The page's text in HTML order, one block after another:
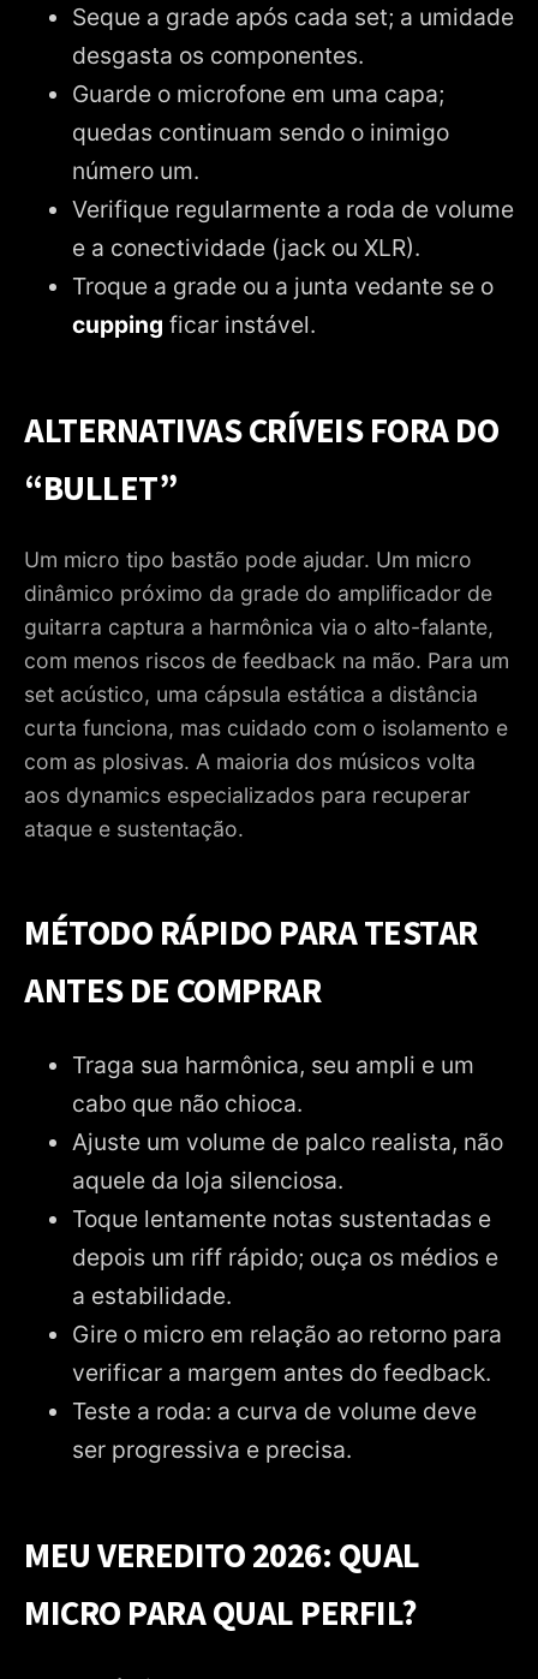
Seque a grade após cada set; a umidade
desgasta os componentes.
Guarde o microfone em uma capa;
quedas continuam sendo o inimigo
número um.
Verifique regularmente a roda de volume
e a conectividade (jack ou XLR).
Troque a grade ou a junta vedante se o
cupping ficar instável.
ALTERNATIVAS CRÍVEIS FORA DO
“BULLET”
Um micro tipo bastão pode ajudar. Um micro
dinâmico próximo da grade do amplificador de
guitarra captura a harmônica via o alto-falante,
com menos riscos de feedback na mão. Para um
set acústico, uma cápsula estática a distância
curta funciona, mas cuidado com o isolamento e
com as plosivas. A maioria dos músicos volta
aos dynamics especializados para recuperar
ataque e sustentação.
MÉTODO RÁPIDO PARA TESTAR
ANTES DE COMPRAR
Traga sua harmônica, seu ampli e um
cabo que não chioca.
Ajuste um volume de palco realista, não
aquele da loja silenciosa.
Toque lentamente notas sustentadas e
depois um riff rápido; ouça os médios e
a estabilidade.
Gire o micro em relação ao retorno para
verificar a margem antes do feedback.
Teste a roda: a curva de volume deve
ser progressiva e precisa.
MEU VEREDITO 2026: QUAL
MICRO PARA QUAL PERFIL?